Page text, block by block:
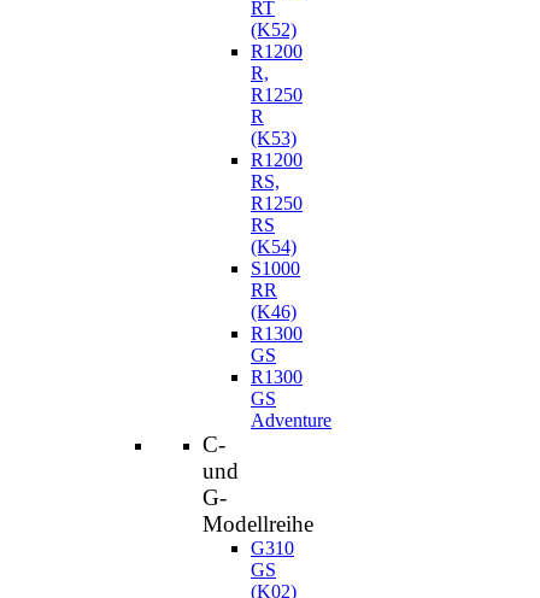
RT
(K52)
R1200
R,
R1250
R
(K53)
R1200
RS,
R1250
RS
(K54)
S1000
RR
(K46)
R1300
GS
R1300
GS
Adventure
C-
und
G-
Modellreihe
G310
GS
(K02)